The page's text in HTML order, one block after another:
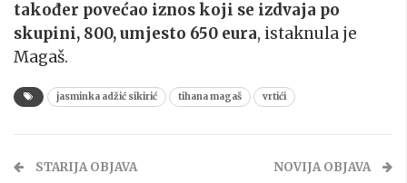
također povećao iznos koji se izdvaja po
skupini, 800, umjesto 650 eura, istaknula je
Magaš.
jasminka adžić sikirić tihana magaš vrtići
STARIJA OBJAVA NOVIJA OBJAVA